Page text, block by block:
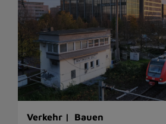
Verkehr | Bauen